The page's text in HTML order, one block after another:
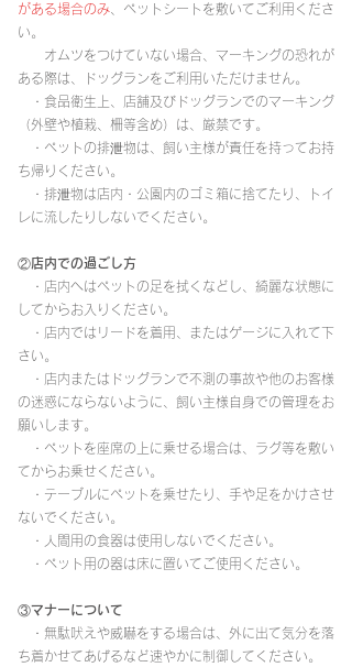
がある場合のみ 、ペットシートを敷いてご利用くださ
い。
オムツをつけていない場合、マーキングの恐れが
ある際は、ドッグランをご利用いただけません。
・食品衛生上、店舗及びドッグランでのマーキング
（外壁や植栽、柵等含め）は、厳禁です。
・ペットの排泄物は、飼い主様が責任を持ってお持
ち帰りください。
・排泄物は店内・公園内のゴミ箱に捨てたり、トイ
レに流したりしないでください。
②店内での過ごし方
・店内へはペットの足を拭くなどし、綺麗な状態に
してからお入りください。
・店内ではリードを着用、またはゲージに入れて下
さい。
・店内またはドッグランで不測の事故や他のお客様
の迷惑にならないように、飼い主様自身での管理をお
願いします。
・ペットを座席の上に乗せる場合は、ラグ等を敷い
てからお乗せください。
・テーブルにペットを乗せたり、手や足をかけさせ
ないでください。
・人間用の食器は使用しないでください。
・ペット用の器は床に置いてご使用ください。
③マナーについて
・無駄吠えや威嚇をする場合は、外に出て気分を落
ち着かせてあげるなど速やかに制御してください。